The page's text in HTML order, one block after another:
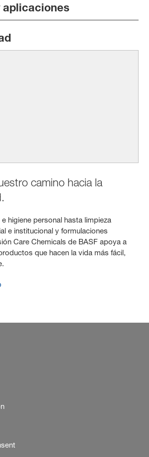
aplicaciones
camino hacia la
higiene personal hasta limpieza
e institucional y formulaciones
Care Chemicals de BASF apoya a
que hacen la vida más fácil,